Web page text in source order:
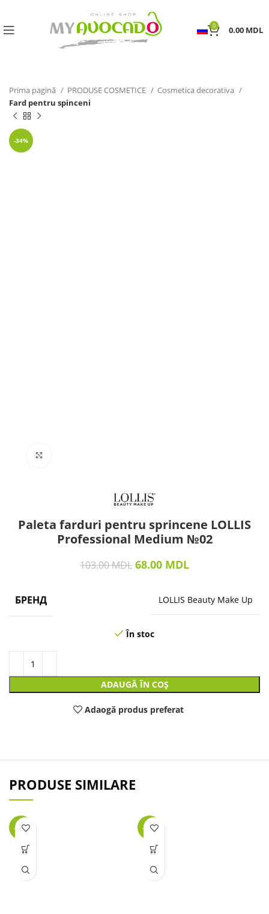
0 0.00 MDL
Prima pagină PRODUSE COSMETICE
Cosmetica decorativa
Fard pentru spinceni
-34%
Paleta farduri pentru sprincene LOLLIS
Professional Medium №02
103.00MDL 68.00 MDL
БРЕНД LOLLIS Beauty Make Up
În stoc
ADAUGĂ ÎN COȘ
Adaogă produs preferat
PRODUSE SIMILARE
-40% -26%